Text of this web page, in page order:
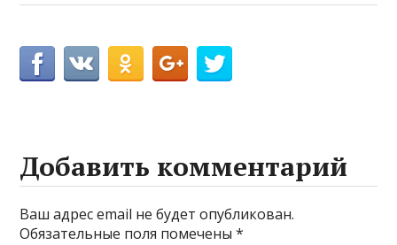
Добавить комментарий
Ваш адрес email не будет опубликован.
Обязательные поля помечены*